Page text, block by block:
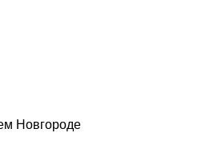
Новгороде